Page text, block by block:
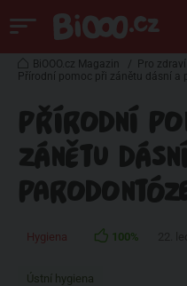
BiOOO.cz Magazin / Pro zdraví
Přírodní pomoc při zánětu dásní a
PŘÍRODNÍ
ZÁNĚTU
Hygiena 100%
Ústní hygiena